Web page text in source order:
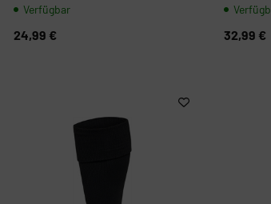
Verfügbar
24,99 € 32,99 €